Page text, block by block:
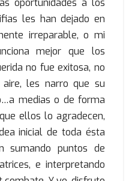
oportunidades a los
les han dejado en
irreparable, o mi
mejor que los
no fue exitosa, no
les narro que su
medias o de forma
ellos lo agradecen,
inicial de toda ésta
sumando puntos de
e interpretando